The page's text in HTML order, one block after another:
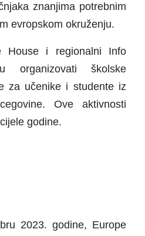
znanjima potrebnim
evropskom okruženju.
House i regionalni Info
organizovati školske
za učenike i studente iz
Ove aktivnosti
godine.
2023. godine, Europe